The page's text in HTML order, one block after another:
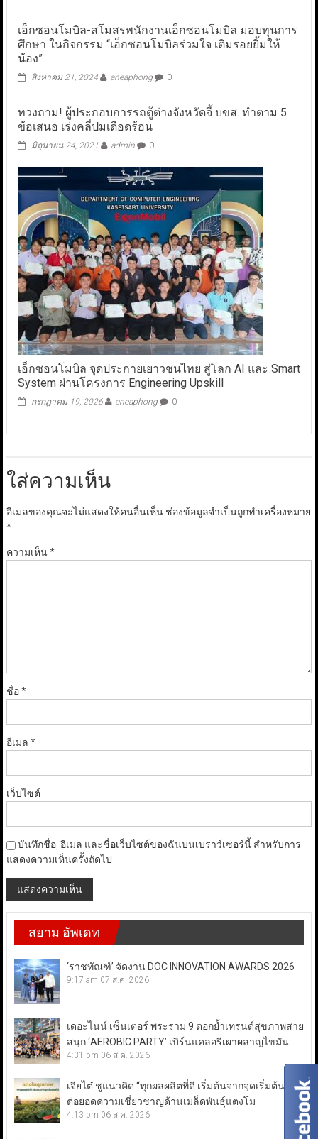
เอ็กซอนโมบิล-สโมสรพนักงานเอ็กซอนโมบิล มอบทุนการ
ศึกษา ในกิจกรรม “เอ็กซอนโมบิลร่วมใจ เติมรอยยิ้มให้
น้อง”
สิงหาคม 21, 2024 aneaphong 0
ทวงถาม! ผู้ประกอบการรถตู้ต่างจังหวัดจี้ บขส. ทำตาม 5
ข้อเสนอ เร่งคลี่ปมเดือดร้อน
มิถุนายน 24, 2021 admin 0
เอ็กซอนโมบิล จุดประกายเยาวชนไทย สู่โลก AI และ Smart
System ผ่านโครงการ Engineering Upskill
กรกฎาคม 19, 2026 aneaphong 0
ใส่ความเห็น
อีเมลของคุณจะไม่แสดงให้คนอื่นเห็น ช่องข้อมูลจำเป็นถูกทำเครื่องหมาย
*
ความเห็น*
ชื่อ*
อีเมล *
เว็บไซต์
บันทึกชื่อ, อีเมล และชื่อเว็บไซต์ของฉันบนเบราว์เซอร์นี้ สำหรับการ
แสดงความเห็นครั้งถัดไป
สยาม อัพเดท
‘ราชทัณฑ์’ จัดงาน DOC INNOVATION AWARDS 2026
9:17 am 07 ส.ค. 2026
เดอะไนน์ เซ็นเตอร์ พระราม 9 ตอกย้ำเทรนด์สุขภาพสาย
สนุก ‘AEROBIC PARTY’ เบิร์นแคลอรีเผาผลาญไขมัน
4:31 pm 06 ส.ค. 2026
เจียไต๋ ชูแนวคิด “ทุกผลผลิตที่ดี เริ่มต้นจากจุดเริ่มต้นที่ดี”
ต่อยอดความเชี่ยวชาญด้านเมล็ดพันธุ์แตงโม
4:13 pm 06 ส.ค. 2026